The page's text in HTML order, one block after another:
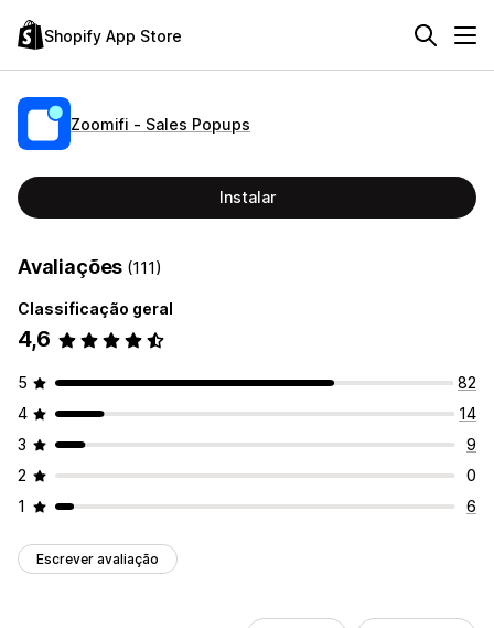
Shopify App Store
Zoomifi ‑ Sales Popups
Instalar
Avaliações (111)
Classificação geral
4,6
5
82
4
14
3
9
2
0
1
6
Escrever avaliação